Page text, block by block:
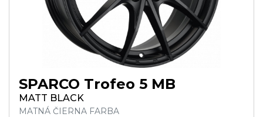
SPARCO Trofeo 5 MB
MATT BLACK
MATNÁ ČIERNA FARBA